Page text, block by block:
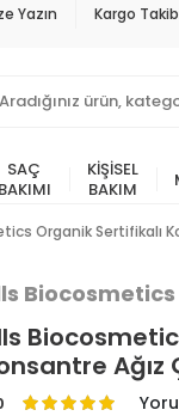
Yazın Kargo
SAÇ
BAKIMI
KIŞISEL
BAKIM
Organik Sertifikalı
Biocosmetics